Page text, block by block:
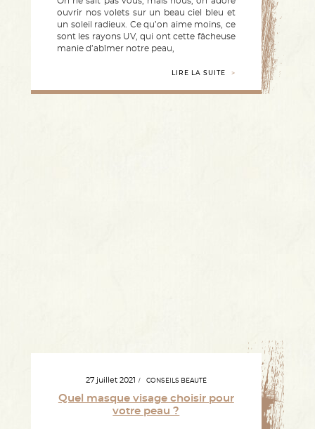
ouvrir nos volets sur un beau ciel bleu et
un soleil radieux. Ce qu’on aime moins, ce
sont les rayons UV, qui ont cette fâcheuse
manie d’abîmer notre peau,
LIRE LA SUITE
27 juillet 2021 CONSEILS BEAUTÉ
Quel masque visage choisir pour
votre peau ?